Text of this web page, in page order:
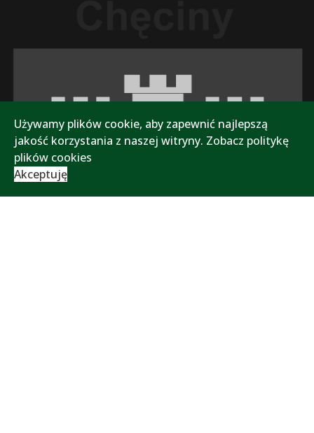
Używamy plików cookie, aby zapewnić najlepszą
jakość korzystania z naszej witryny. Zobacz politykę
plików cookies
Akceptuję